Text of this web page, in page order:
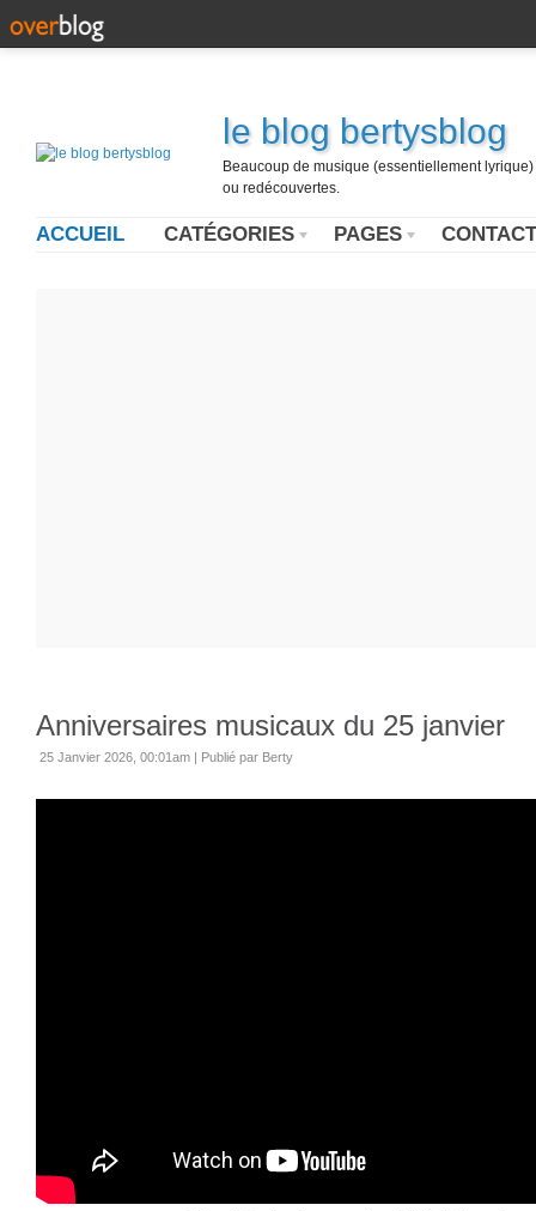
le blog bertysblog
Beaucoup de musique (essentiellement
ou redécouvertes.
ACCUEIL CATÉGORIES PAGES CONTACT
Anniversaires musicaux du 25 janvier
25 Janvier 2026, 00:01am | Publié par Berty